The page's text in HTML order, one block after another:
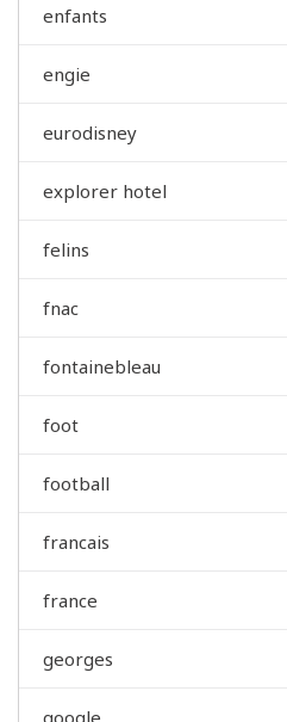
enfants
engie
eurodisney
explorer hotel
felins
fnac
fontainebleau
foot
football
francais
france
georges
google